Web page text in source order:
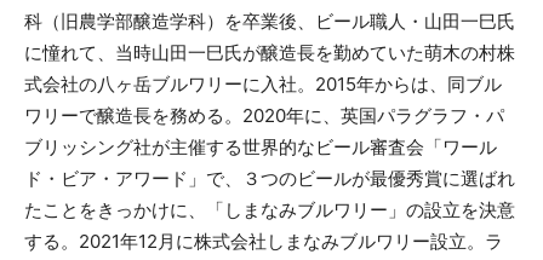
科（旧農学部醸造学科）を卒業後、ビール職人・山田一巳氏
に憧れて、当時山田一巳氏が醸造長を勤めていた萌木の村株
式会社の八ヶ岳ブルワリーに入社。2015年からは、同ブル
ワリーで醸造長を務める。2020年に、英国パラグラフ・パ
ブリッシング社が主催する世界的なビール審査会「ワール
ド・ビア・アワード」で、３つのビールが最優秀賞に選ばれ
たことをきっかけに、「しまなみブルワリー」の設立を決意
する。2021年12月に株式会社しまなみブルワリー設立。ラ